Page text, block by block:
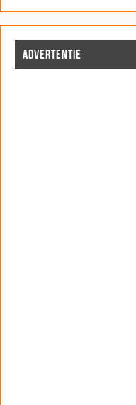
ADVERTENTIE